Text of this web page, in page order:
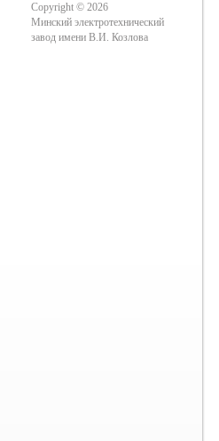
Copyright © 2026
Минский электротехнический
завод имени В.И. Козлова